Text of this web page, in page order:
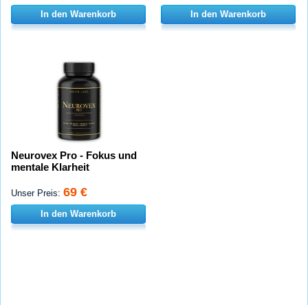
In den Warenkorb In den Warenkorb
Neurovex Pro - Fokus und
mentale Klarheit
Unser Preis: 69 €
In den Warenkorb